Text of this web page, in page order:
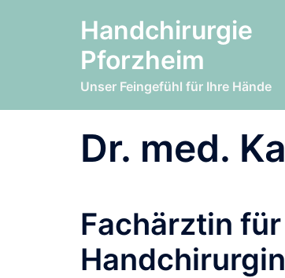
Handchirurgie
Pforzheim
Unser Feingefühl für Ihre Hände
Dr. med.
Fachärztin
Handchirurgin